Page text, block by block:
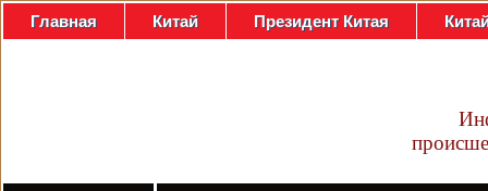
Главная Китай Президент Китая